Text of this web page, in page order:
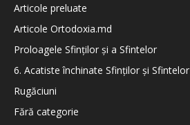
Articole preluate
Articole Ortodoxia.md
Proloagele Sfinților și a Sfintelor
6. Acatiste închinate Sfinților și Sfintelor
Rugăciuni
Fără categorie